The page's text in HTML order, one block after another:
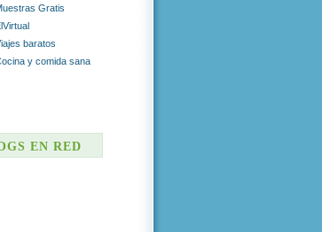
Gratis
baratos
y comida sana
EN RED